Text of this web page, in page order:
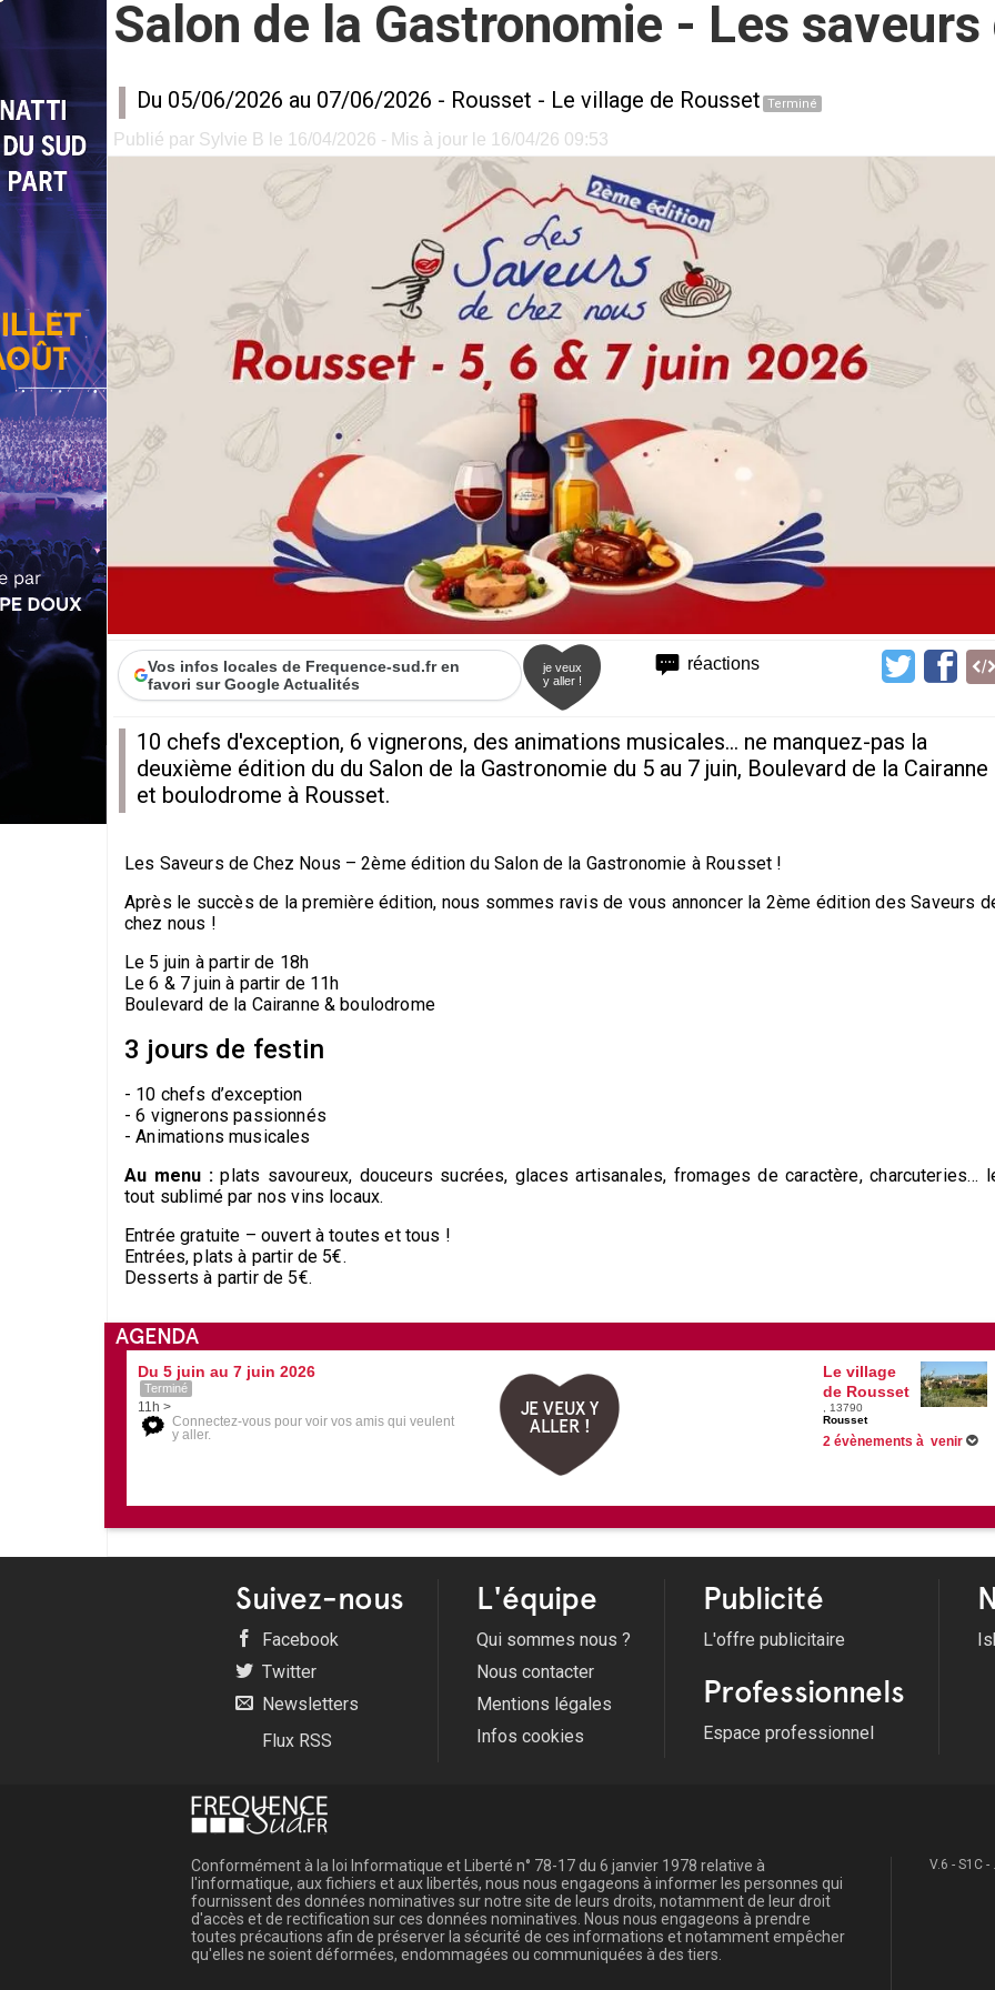
Salon de la Gastronomie - Les
Du 05/06/2026 au 07/06/2026 - Rousset - Le village de Rousset Terminé
Publié par Sylvie B le 16/04/2026 - Mis à jour le 16/04/26 09:53
réactions
Vos infos locales de Frequence-sud.fr en
favori sur Google Actualités
je veux
y aller !
10 chefs d'exception, 6 vignerons, des animations musicales... ne manquez-pas la
deuxième édition du du Salon de la Gastronomie du 5 au 7 juin, Boulevard de la Cairanne
et boulodrome à Rousset.
Les Saveurs de Chez Nous – 2ème édition du Salon de la Gastronomie à Rousset !
Après le succès de la première édition, nous sommes ravis de vous annoncer la 2ème édition des Saveurs
chez nous !
Le 5 juin à partir de 18h
Le 6 & 7 juin à partir de 11h
Boulevard de la Cairanne & boulodrome
3 jours de festin
- 10 chefs d’exception
- 6 vignerons passionnés
- Animations musicales
Au menu :plats savoureux, douceurs sucrées, glaces artisanales, fromages de caractère, charcuteries…
tout sublimé par nos vins locaux.
Entrée gratuite – ouvert à toutes et tous !
Entrées, plats à partir de 5€.
Desserts à partir de 5€.
AGENDA
Du 5 juin au 7 juin 2026
Terminé
11h >
Connectez-vous pour voir vos amis qui veulent
y aller.
JE VEUX Y
ALLER !
Le village
de Rousset
, 13790
Rousset
2 évènements à venir
Suivez-nous
Facebook
Twitter
Newsletters
Flux RSS
L'équipe
Qui sommes nous ?
Nous contacter
Mentions légales
Infos cookies
Publicité
L'offre publicitaire
Professionnels
Espace professionnel
Conformément à la loi Informatique et Liberté n° 78-17 du 6 janvier 1978 relative à
l'informatique, aux fichiers et aux libertés, nous nous engageons à informer les personnes qui
fournissent des données nominatives sur notre site de leurs droits, notamment de leur droit
d'accès et de rectification sur ces données nominatives. Nous nous engageons à prendre
toutes précautions afin de préserver la sécurité de ces informations et notamment empêcher
qu'elles ne soient déformées, endommagées ou communiquées à des tiers.
V.6 - S1C